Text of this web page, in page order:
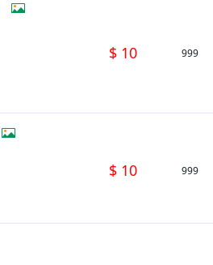
$ 10 999
$ 10 999